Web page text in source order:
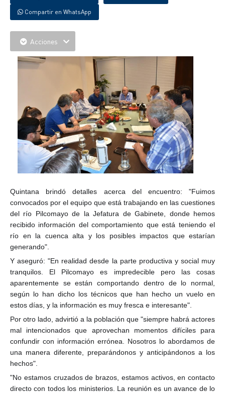
Compartir en WhatsApp
Acciones
Quintana brindó detalles acerca del encuentro: "Fuimos
convocados por el equipo que está trabajando en las cuestiones
del río Pilcomayo de la Jefatura de Gabinete, donde hemos
recibido información del comportamiento que está teniendo el
río en la cuenca alta y los posibles impactos que estarían
generando".
Y aseguró: "En realidad desde la parte productiva y social muy
tranquilos. El Pilcomayo es impredecible pero las cosas
aparentemente se están comportando dentro de lo normal,
según lo han dicho los técnicos que han hecho un vuelo en
estos días, y la información es muy fresca e interesante".
Por otro lado, advirtió a la población que "siempre habrá actores
mal intencionados que aprovechan momentos difíciles para
confundir con información errónea. Nosotros lo abordamos de
una manera diferente, preparándonos y anticipándonos a los
hechos".
"No estamos cruzados de brazos, estamos activos, en contacto
directo con todos los ministerios. La reunión es un avance de lo